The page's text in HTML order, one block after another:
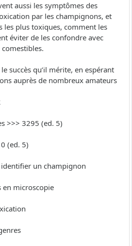
aussi les symptômes des
par les champignons, et
les plus toxiques, comment les
éviter de les confondre avec
succès qu’il mérite, en espérant
auprès de nombreux amateurs
>>> 3295 (ed. 5)
(ed. 5)
identifier un champignon
en microscopie